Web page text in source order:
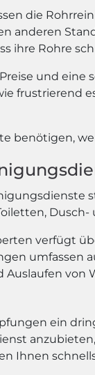
die
anderen
ihre Rohre
und eine
frustrierend
benötigen,
verfügt
umfassen
von
ein
Ihnen